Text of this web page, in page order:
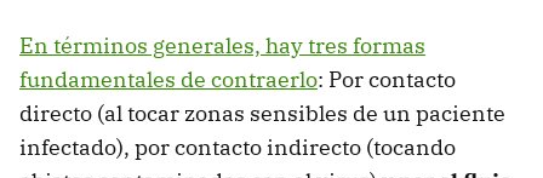
En términos generales, hay tres formas
fundamentales de contraerlo: Por contacto
directo (al tocar zonas sensibles de un paciente
infectado), por contacto indirecto (tocando